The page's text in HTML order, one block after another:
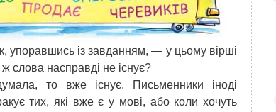
із завданням, — у цьому вірші
ж слова насправді не існує?
то вже існує. Письменники іноді
тих, які вже є у мові, або коли хочуть